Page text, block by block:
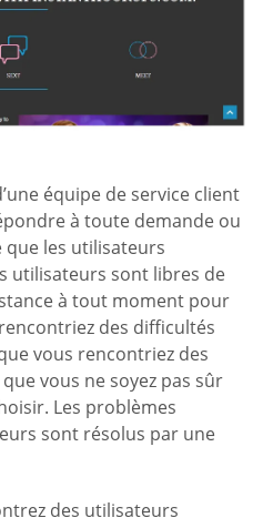
équipe de service client
à toute demande ou
les utilisateurs
utilisateurs sont libres de
à tout moment pour
des difficultés
vous rencontriez des
vous ne soyez pas sûr
Les problèmes
sont résolus par une
des utilisateurs